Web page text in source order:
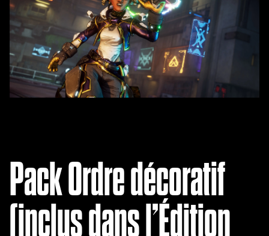
Pack Ordre décoratif
(inclus dans l’Édition